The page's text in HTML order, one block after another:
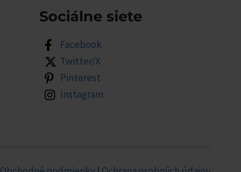
Sociálne siete
Facebook
Twitter/X
Pinterest
Instagram